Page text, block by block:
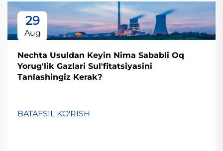
29
Aug
Nechta Usuldan Keyin Nima Sababli Oq
Yorug'lik Gazlari Sul'fitatsiyasini
Tanlashingiz Kerak?
BATAFSIL KO'RISH